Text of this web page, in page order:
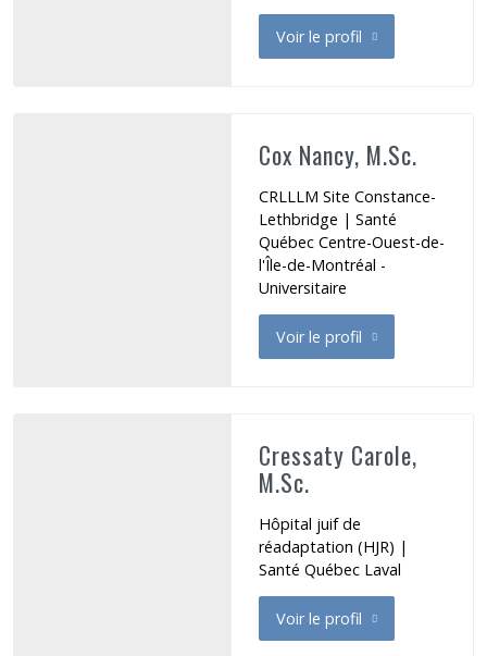
Voir le profil
de Cousineau-Daoust
Cox Nancy, M.Sc.
CRLLLM Site Constance-
Lethbridge | Santé
Québec Centre-Ouest-de-
l'Île-de-Montréal -
Universitaire
Voir le profil
de Cox Nancy
Cressaty Carole,
M.Sc.
Hôpital juif de
réadaptation (HJR) |
Santé Québec Laval
Voir le profil
de Cressaty Carole